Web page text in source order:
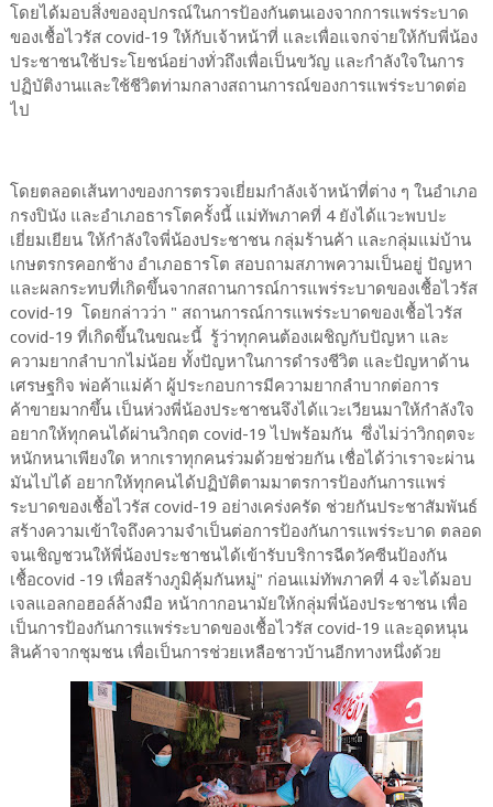
โดยได้มอบสิ่งของอุปกรณ์ในการป้องกันตนเองจากการแพร่ระบาด
ของเชื้อไวรัส covid-19 ให้กับเจ้าหน้าที่ และเพื่อแจกจ่ายให้กับพี่น้อง
ประชาชนใช้ประโยชน์อย่างทั่วถึงเพื่อเป็นขวัญ และกำลังใจในการ
ปฏิบัติงานและใช้ชีวิตท่ามกลางสถานการณ์ของการแพร่ระบาดต่อ
ไป
โดยตลอดเส้นทางของการตรวจเยี่ยมกำลังเจ้าหน้าที่ต่าง ๆ ในอำเภอ
กรงปินัง และอำเภอธารโตครั้งนี้ แม่ทัพภาคที่ 4 ยังได้แวะพบปะ
เยี่ยมเยียน ให้กำลังใจพี่น้องประชาชน กลุ่มร้านค้า และกลุ่มแม่บ้าน
เกษตรกรคอกช้าง อำเภอธารโต สอบถามสภาพความเป็นอยู่ ปัญหา
และผลกระทบที่เกิดขึ้นจากสถานการณ์การแพร่ระบาดของเชื้อไวรัส
covid-19 โดยกล่าวว่า " สถานการณ์การแพร่ระบาดของเชื้อไวรัส
covid-19 ที่เกิดขึ้นในขณะนี้ รู้ว่าทุกคนต้องเผชิญกับปัญหา และ
ความยากลำบากไม่น้อย ทั้งปัญหาในการดำรงชีวิต และปัญหาด้าน
เศรษฐกิจ พ่อค้าแม่ค้า ผู้ประกอบการมีความยากลำบากต่อการ
ค้าขายมากขึ้น เป็นห่วงพี่น้องประชาชนจึงได้แวะเวียนมาให้กำลังใจ
อยากให้ทุกคนได้ผ่านวิกฤต covid-19 ไปพร้อมกัน ซึ่งไม่ว่าวิกฤตจะ
หนักหนาเพียงใด หากเราทุกคนร่วมด้วยช่วยกัน เชื่อได้ว่าเราจะผ่าน
มันไปได้ อยากให้ทุกคนได้ปฏิบัติตามมาตรการป้องกันการแพร่
ระบาดของเชื้อไวรัส covid-19 อย่างเคร่งครัด ช่วยกันประชาสัมพันธ์
สร้างความเข้าใจถึงความจำเป็นต่อการป้องกันการแพร่ระบาด ตลอด
จนเชิญชวนให้พี่น้องประชาชนได้เข้ารับบริการฉีดวัคซีนป้องกัน
เชื้อcovid -19 เพื่อสร้างภูมิคุ้มกันหมู่" ก่อนแม่ทัพภาคที่ 4 จะได้มอบ
เจลแอลกอฮอล์ล้างมือ หน้ากากอนามัยให้กลุ่มพี่น้องประชาชน เพื่อ
เป็นการป้องกันการแพร่ระบาดของเชื้อไวรัส covid-19 และอุดหนุน
สินค้าจากชุมชน เพื่อเป็นการช่วยเหลือชาวบ้านอีกทางหนึ่งด้วย